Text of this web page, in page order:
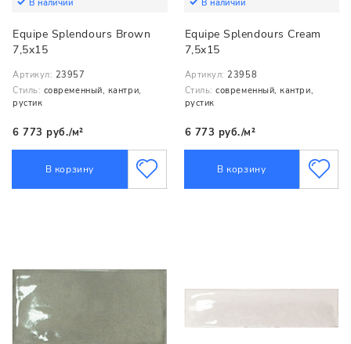
В наличии
Equipe Splendours Brown
7,5x15
Артикул: 23957
Стиль: современный, кантри,
рустик
6 773 руб./м²
В корзину
В наличии
Equipe Splendours Cream
7,5x15
Артикул: 23958
Стиль: современный, кантри,
рустик
6 773 руб./м²
В корзину